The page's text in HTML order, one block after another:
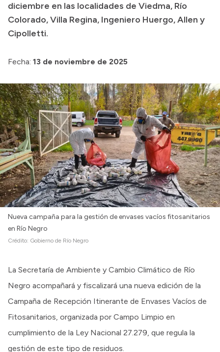
Consulta de pago a proveedores
Convocatorias
Intranet
Login
diciembre en las localidades de Viedma, Río
Colorado, Villa Regina, Ingeniero Huergo, Allen y
Cipolletti.
Fecha: 13 de noviembre de 2025
Nueva campaña para la gestión de envases vacíos fitosanitarios
en Río Negro
Crédito: Gobierno de Río Negro
La Secretaría de Ambiente y Cambio Climático de Río
Negro acompañará y fiscalizará una nueva edición de la
Campaña de Recepción Itinerante de Envases Vacíos de
Fitosanitarios, organizada por Campo Limpio en
cumplimiento de la Ley Nacional 27.279, que regula la
gestión de este tipo de residuos.